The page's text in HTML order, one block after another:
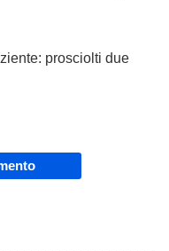
prosciolti due